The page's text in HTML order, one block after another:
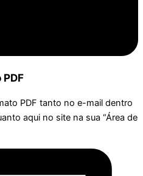
PDF tanto no e-mail dentro
aqui no site na sua “Área de